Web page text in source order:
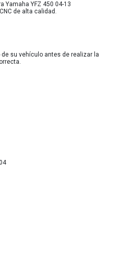
Yamaha YFZ 450 04-13
de alta calidad.
su vehículo antes de realizar la